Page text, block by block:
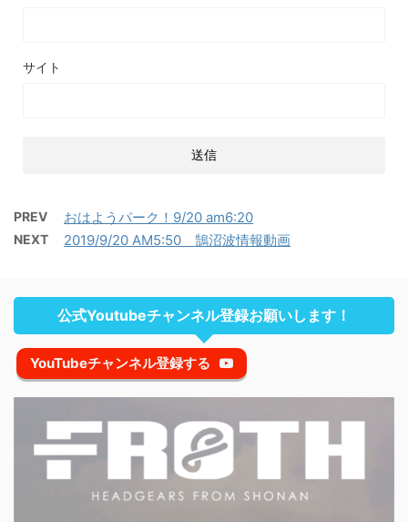
サイト
PREV おはようパーク！9/20 am6:20
NEXT 2019/9/20 AM5:50 鵠沼波情報動画
公式Youtubeチャンネル登録お願いします！
YouTubeチャンネル登録する